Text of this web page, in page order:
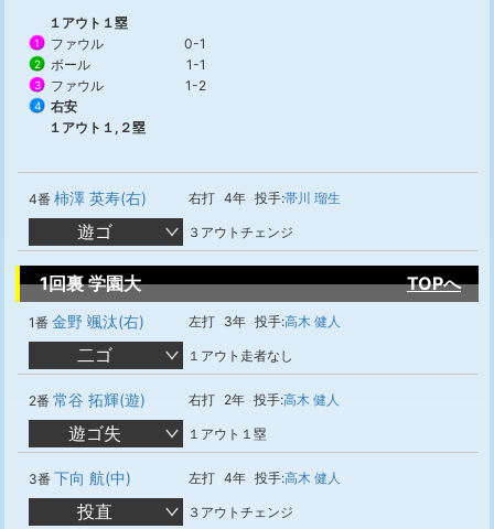
１アウト１塁
1 ファウル 0-1
2 ボール 1-1
3 ファウル 1-2
4
右安
１アウト１,２塁
4番 柿澤 英寿(右) 右打 4年 投手:帯川 瑠生
遊ゴ ３アウトチェンジ
1回裏 学園大 TOPへ
1番 金野 颯汰(右) 左打 3年 投手:高木 健人
二ゴ １アウト走者なし
2番 常谷 拓輝(遊) 右打 2年 投手:高木 健人
遊ゴ失 １アウト１塁
3番 下向 航(中) 左打 4年 投手:高木 健人
投直 ３アウトチェンジ